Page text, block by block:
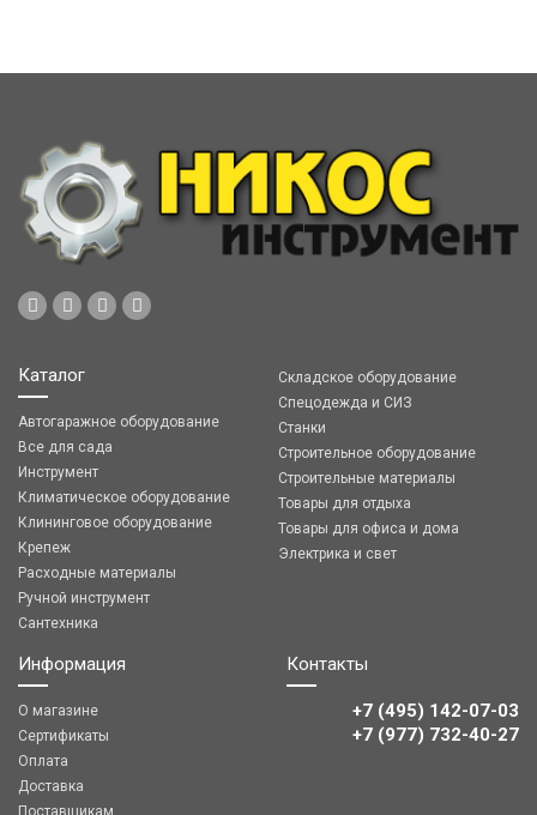
Каталог
Автогаражное оборудование
Все для сада
Инструмент
Климатическое оборудование
Клининговое оборудование
Крепеж
Расходные материалы
Ручной инструмент
Сантехника
Складское оборудование
Спецодежда и СИЗ
Станки
Строительное оборудование
Строительные материалы
Товары для отдыха
Товары для офиса и дома
Электрика и свет
Информация
О магазине
Сертификаты
Оплата
Доставка
Поставщикам
Контакты
+7 (495) 142-07-03
‎‎+7 (977) 732-40-27